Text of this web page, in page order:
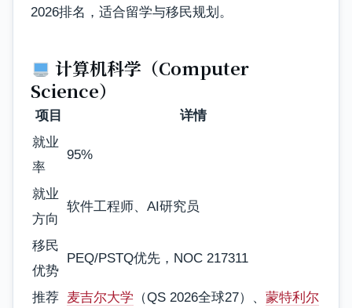
2026排名，适合留学与移民规划。
计算机科学（Computer
Science）
项目
详情
就业
率
95%
就业
方向
软件工程师、AI研究员
移民
优势
PEQ/PSTQ优先，NOC 217311
推荐 麦吉尔大学 （QS 2026全球27）、 蒙特利尔